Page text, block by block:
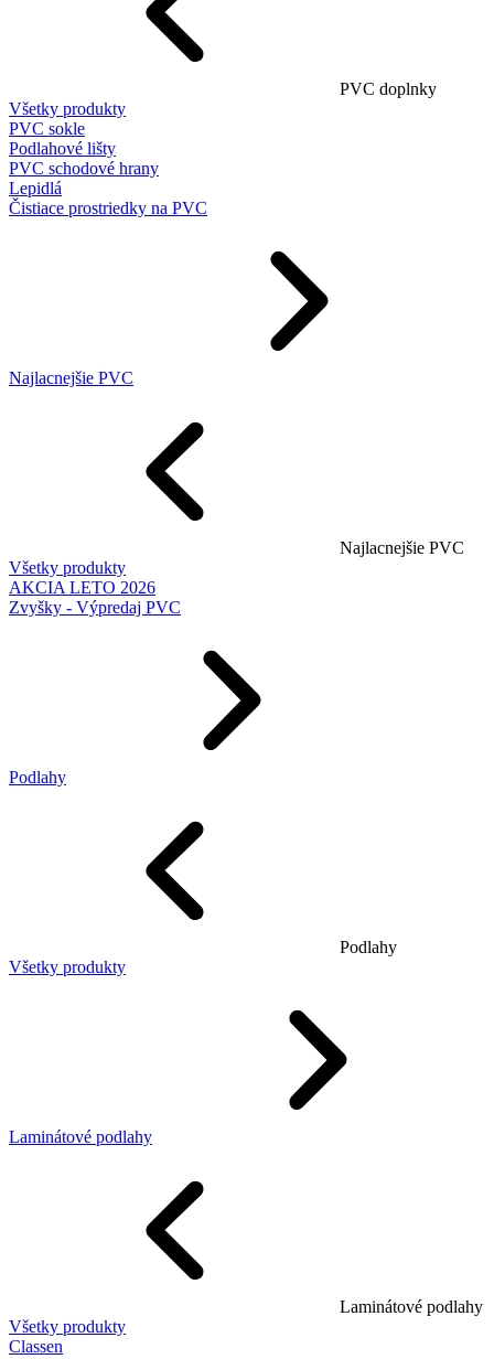
PVC doplnky
Všetky produkty
PVC sokle
Podlahové lišty
PVC schodové hrany
Lepidlá
Čistiace prostriedky na PVC
Najlacnejšie PVC
Najlacnejšie PVC
Všetky produkty
AKCIA LETO 2026
Zvyšky - Výpredaj PVC
Podlahy
Podlahy
Všetky produkty
Laminátové podlahy
Laminátové podlahy
Všetky produkty
Classen